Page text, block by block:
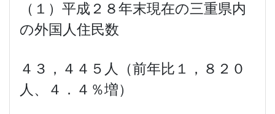
（１）平成２８年末現在の三重県内
の外国人住民数
４３，４４５人（前年比１，８２０
人、４．４％増）